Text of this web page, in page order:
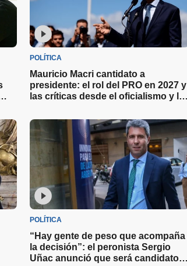
POLÍTICA
Mauricio Macri cantidato a
presidente: el rol del PRO en 2027 y
las críticas desde el oficialismo y la
POLÍTICA
“Hay gente de peso que acompaña
la decisión”: el peronista Sergio
Uñac anunció que será candidato a